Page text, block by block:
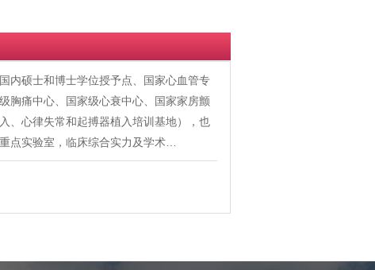
内硕士和博士学位授予点、国家心血管专
胸痛中心、国家级心衰中心、国家家房颤
、心律失常和起搏器植入培训基地），也
点实验室，临床综合实力及学术…